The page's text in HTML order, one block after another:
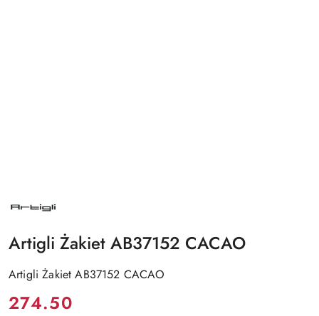
NAZWA
PRODUCENTA:
Artigli Żakiet AB37152 CACAO
Artigli Żakiet AB37152 CACAO
Cena:
274.50